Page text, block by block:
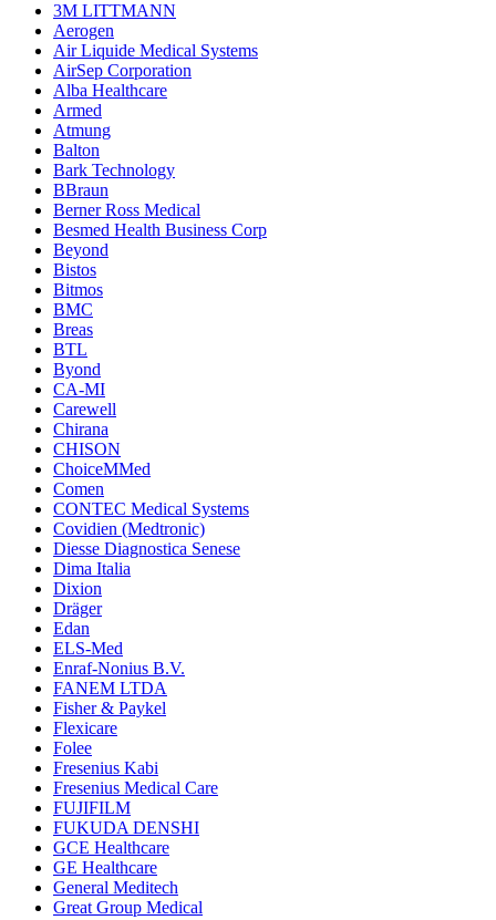
3M LITTMANN
Aerogen
Air Liquide Medical Systems
AirSep Corporation
Alba Healthcare
Armed
Atmung
Balton
Bark Technology
BBraun
Berner Ross Medical
Besmed Health Business Corp
Beyond
Bistos
Bitmos
BMC
Breas
BTL
Byond
CA-MI
Carewell
Chirana
CHISON
ChoiceMMed
Comen
CONTEC Medical Systems
Covidien (Medtronic)
Diesse Diagnostica Senese
Dima Italia
Dixion
Dräger
Edan
ELS-Med
Enraf-Nonius B.V.
FANEM LTDA
Fisher & Paykel
Flexicare
Folee
Fresenius Kabi
Fresenius Medical Care
FUJIFILM
FUKUDA DENSHI
GCE Healthcare
GE Healthcare
General Meditech
Great Group Medical